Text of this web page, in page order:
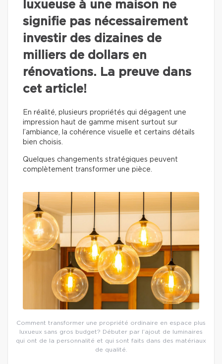
luxueuse à une maison ne
signifie pas nécessairement
investir des dizaines de
milliers de dollars en
rénovations. La preuve dans
cet article!
En réalité, plusieurs propriétés qui dégagent une
impression haut de gamme misent surtout sur
l’ambiance, la cohérence visuelle et certains détails
bien choisis.
Quelques changements stratégiques peuvent
complètement transformer une pièce.
Comment transformer une propriété ordinaire en espace plus
luxueux sans gros budget? Débuter par l’ajout de luminaires
qui ont de la personnalité et qui sont faits dans des matériaux
de qualité.